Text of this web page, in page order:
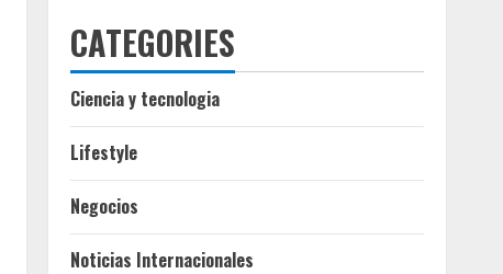
CATEGORIES
Ciencia y tecnologia
Lifestyle
Negocios
Noticias Internacionales